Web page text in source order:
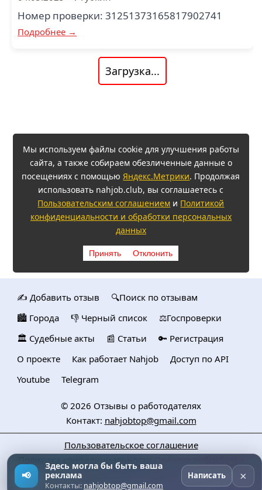
Номер проверки: 31251373165817902741
Подробнее →
Загрузка...
Мы используем файлы cookie для улучшения работы
сайта, а также собираем обезличенные данные о
посещениях с помощьюЯндекс.Метрики. Продолжая
использовать nahjob.club, вы соглашаетесь с
Пользовательским соглашением и Политикой
конфиденциальности и обработки персональных
данных
Принять Отклонить
✍️ Добавить отзыв
🔍Поиск по отзывам
🏙️ Городa
👎 Черный список
⚖️Госпроверки
🏛️ Судебные акты
📰 Статьи
🔑 Регистрация
О проекте
Как работает Nahjob
Доступ по API
Youtube
Telegram
© 2026 Отзывы о работодателях
Контакт: nahjobtop@gmail.com
Пользовательское соглашение
Политика конфедициальности
персональных данных
📢
Здесь могла бы быть ваша
реклама
Контакты: nahjobtop@gmail.com
Написать ×